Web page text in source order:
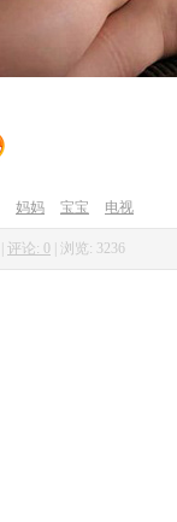
妈妈 宝宝 电视
评论: 0 浏览: 3236